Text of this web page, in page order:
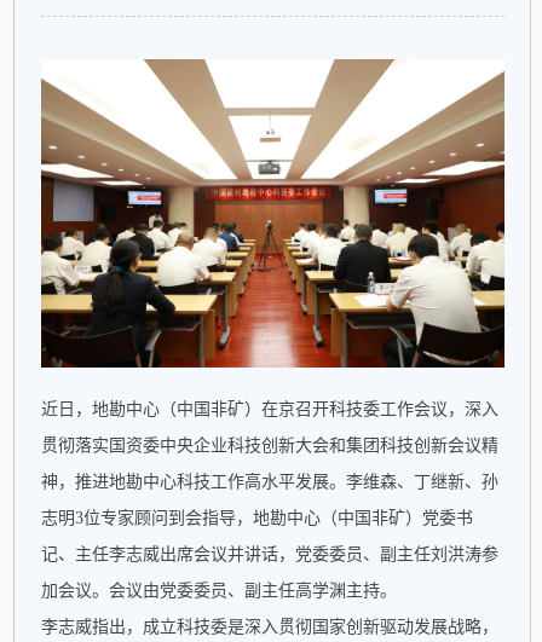
云展播
专题建设
所属企业
近日，地勘中心（中国非矿）在京召开科技委工作会议，深入
贯彻落实国资委中央企业科技创新大会和集团科技创新会议精
神，推进地勘中心科技工作高水平发展。李维森、丁继新、孙
志明3位专家顾问到会指导，地勘中心（中国非矿）党委书
记、主任李志威出席会议并讲话，党委委员、副主任刘洪涛参
加会议。会议由党委委员、副主任高学渊主持。
李志威指出，成立科技委是深入贯彻国家创新驱动发展战略，